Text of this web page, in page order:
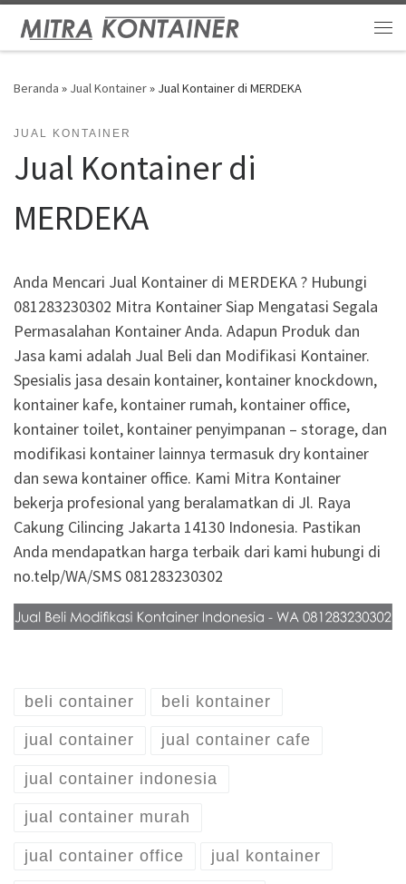
Skip to content
Beranda » Jual Kontainer» Jual Kontainer di MERDEKA
JUAL KONTAINER
Jual Kontainer di
MERDEKA
Anda Mencari Jual Kontainer di MERDEKA ? Hubungi
081283230302 Mitra Kontainer Siap Mengatasi Segala
Permasalahan Kontainer Anda. Adapun Produk dan
Jasa kami adalah Jual Beli dan Modifikasi Kontainer.
Spesialis jasa desain kontainer, kontainer knockdown,
kontainer kafe, kontainer rumah, kontainer office,
kontainer toilet, kontainer penyimpanan – storage, dan
modifikasi kontainer lainnya termasuk dry kontainer
dan sewa kontainer office. Kami Mitra Kontainer
bekerja profesional yang beralamatkan di Jl. Raya
Cakung Cilincing Jakarta 14130 Indonesia. Pastikan
Anda mendapatkan harga terbaik dari kami hubungi di
no.telp/WA/SMS 081283230302
beli container beli kontainer
jual container jual container cafe
jual container indonesia
jual container murah
jual container office jual kontainer